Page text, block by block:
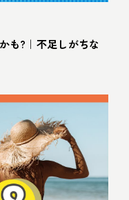
も?｜不足しがちな